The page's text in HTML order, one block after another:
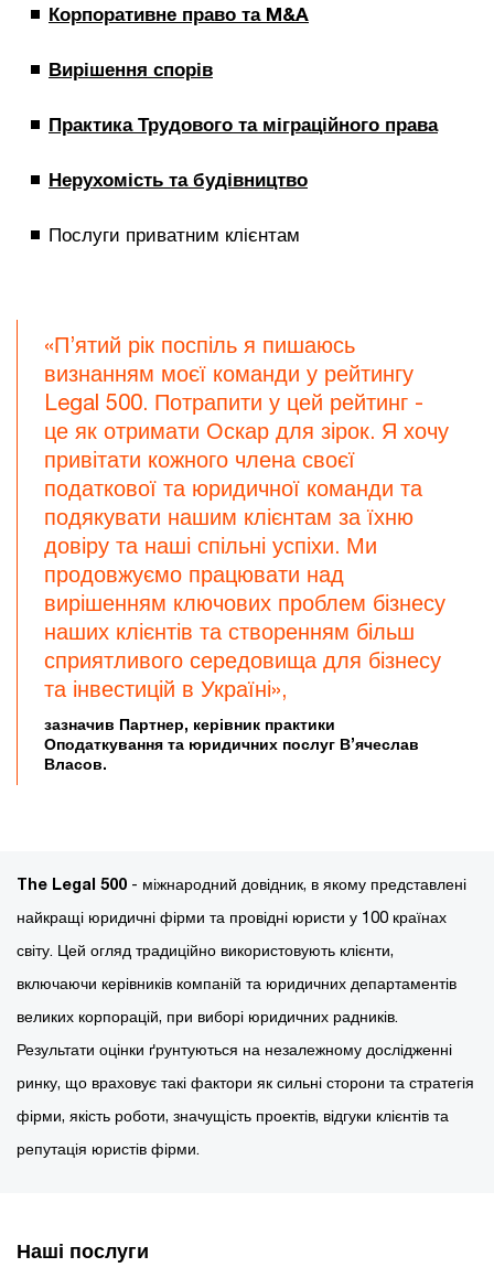
Корпоративне право та M&A
Вирішення спорів
Практика Трудового та міграційного права
Нерухомість та будівництво
Послуги приватним клієнтам
«П’ятий рік поспіль я пишаюсь
визнанням моєї команди у рейтингу
Legal 500. Потрапити у цей рейтинг -
це як отримати Оскар для зірок. Я хочу
привітати кожного члена своєї
податкової та юридичної команди та
подякувати нашим клієнтам за їхню
довіру та наші спільні успіхи. Ми
продовжуємо працювати над
вирішенням ключових проблем бізнесу
наших клієнтів та створенням більш
сприятливого середовища для бізнесу
та інвестицій в Україні»,
зазначив Партнер, керівник практики
Оподаткування та юридичних послуг В’ячеслав
Власов.
The Legal 500 - міжнародний довідник, в якому представлені
найкращі юридичні фірми та провідні юристи у 100 країнах
світу. Цей огляд традиційно використовують клієнти,
включаючи керівників компаній та юридичних департаментів
великих корпорацій, при виборі юридичних радників.
Результати оцінки ґрунтуються на незалежному дослідженні
ринку, що враховує такі фактори як сильні сторони та стратегія
фірми, якість роботи, значущість проектів, відгуки клієнтів та
репутація юристів фірми.
Наші послуги